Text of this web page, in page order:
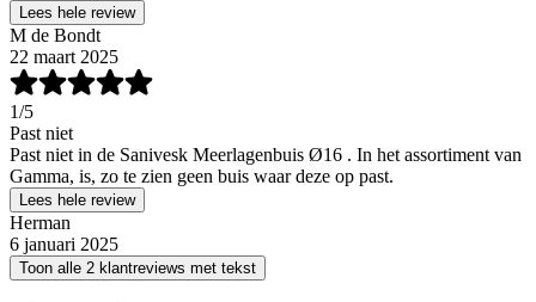
Lees hele review
M de Bondt
22 maart 2025
1/5
Past niet
Past niet in de Sanivesk Meerlagenbuis Ø16 . In het assortiment van
Gamma, is, zo te zien geen buis waar deze op past.
Lees hele review
Herman
6 januari 2025
Toon alle 2 klantreviews met tekst